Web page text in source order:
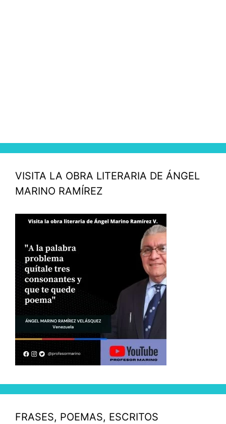
VISITA LA OBRA LITERARIA DE ÁNGEL
MARINO RAMÍREZ
FRASES, POEMAS, ESCRITOS